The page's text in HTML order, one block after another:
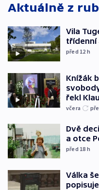
Aktuálně z
Vila
třídenní
před 12 h
Knížák
řekl
včera
Dvě
a otce
před 18 h
Válka